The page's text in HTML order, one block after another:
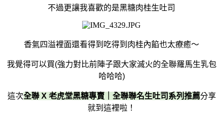
不過更讓我喜歡的是黑糖肉桂生吐司
香氣四溢裡面還看得到吃得到肉桂內餡也太療癒～
我覺得可以買(強力對比前陣子跟大家滅火的全聯羅馬生乳包
哈哈哈)
這次全聯 X 老虎堂黑糖專賣｜全聯聯名生吐司系列推薦分享
就到這裡啦！